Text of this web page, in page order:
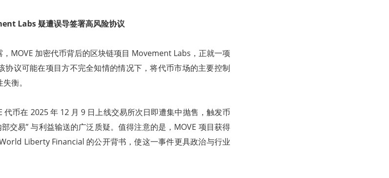
Labs 疑遭误导签署高风险协议
MOVE 加密代币背后的区块链项目 Movement Labs，正就一项
协议可能在项目方不完全知情的情况下，将代币市场的主要控制
衡。
代币在 2025 年 12 月 9 日上线交易所次日即遭集中抛售，触发币
交易” 与利益输送的广泛质疑。值得注意的是，MOVE 项目获得
Liberty Financial 的公开背书，使这一事件更具政治与行业